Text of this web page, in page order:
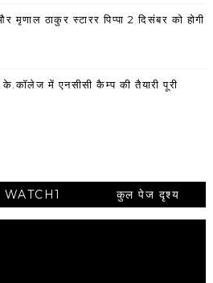
मृणाल ठाकुर स्टारर पिप्पा 2 दिसंबर को होगी
में एनसीसी कैम्प की तैयारी पूरी
WATCH1 कुल पेज दृश्य